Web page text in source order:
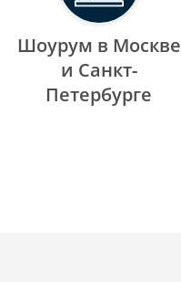
Шоурум в Москве
и Санкт-
Петербурге